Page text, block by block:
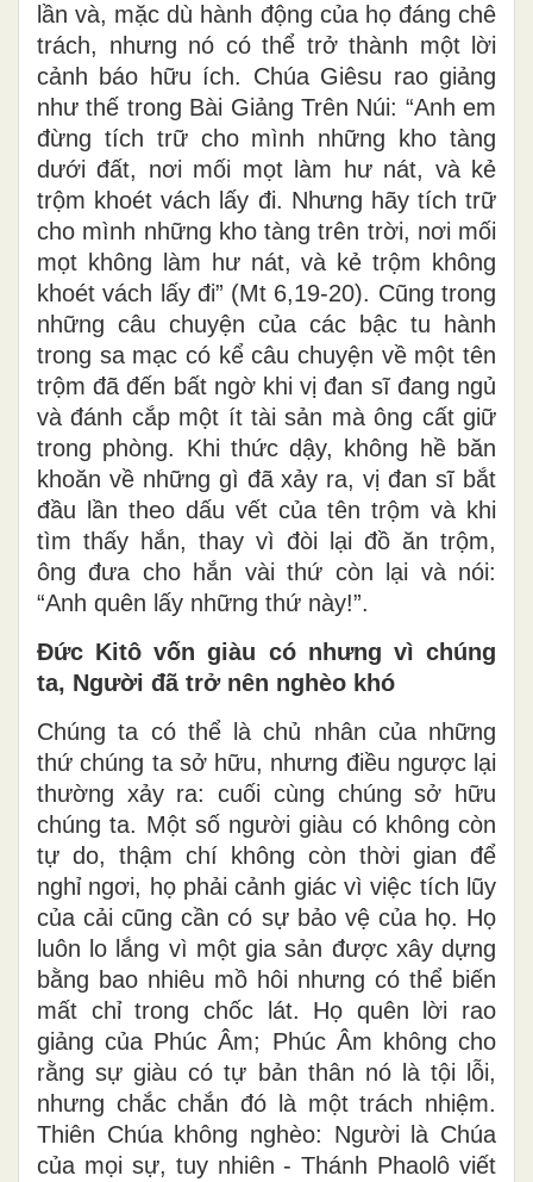
lần và, mặc dù hành động của họ đáng chê
trách, nhưng nó có thể trở thành một lời
cảnh báo hữu ích. Chúa Giêsu rao giảng
như thế trong Bài Giảng Trên Núi: “Anh em
đừng tích trữ cho mình những kho tàng
dưới đất, nơi mối mọt làm hư nát, và kẻ
trộm khoét vách lấy đi. Nhưng hãy tích trữ
cho mình những kho tàng trên trời, nơi mối
mọt không làm hư nát, và kẻ trộm không
khoét vách lấy đi” (Mt 6,19-20). Cũng trong
những câu chuyện của các bậc tu hành
trong sa mạc có kể câu chuyện về một tên
trộm đã đến bất ngờ khi vị đan sĩ đang ngủ
và đánh cắp một ít tài sản mà ông cất giữ
trong phòng. Khi thức dậy, không hề băn
khoăn về những gì đã xảy ra, vị đan sĩ bắt
đầu lần theo dấu vết của tên trộm và khi
tìm thấy hắn, thay vì đòi lại đồ ăn trộm,
ông đưa cho hắn vài thứ còn lại và nói:
“Anh quên lấy những thứ này!”.
Đức Kitô vốn giàu có nhưng vì chúng
ta, Người đã trở nên nghèo khó
Chúng ta có thể là chủ nhân của những
thứ chúng ta sở hữu, nhưng điều ngược lại
thường xảy ra: cuối cùng chúng sở hữu
chúng ta. Một số người giàu có không còn
tự do, thậm chí không còn thời gian để
nghỉ ngơi, họ phải cảnh giác vì việc tích lũy
của cải cũng cần có sự bảo vệ của họ. Họ
luôn lo lắng vì một gia sản được xây dựng
bằng bao nhiêu mồ hôi nhưng có thể biến
mất chỉ trong chốc lát. Họ quên lời rao
giảng của Phúc Âm; Phúc Âm không cho
rằng sự giàu có tự bản thân nó là tội lỗi,
nhưng chắc chắn đó là một trách nhiệm.
Thiên Chúa không nghèo: Người là Chúa
của mọi sự, tuy nhiên - Thánh Phaolô viết